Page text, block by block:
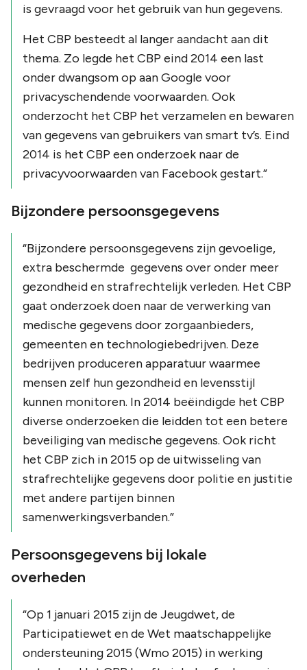
is gevraagd voor het gebruik van hun gegevens.
Het CBP besteedt al langer aandacht aan dit
thema. Zo legde het CBP eind 2014 een last
onder dwangsom op aan Google voor
privacyschendende voorwaarden. Ook
onderzocht het CBP het verzamelen en bewaren
van gegevens van gebruikers van smart tv’s. Eind
2014 is het CBP een onderzoek naar de
privacyvoorwaarden van Facebook gestart.”
Bijzondere persoonsgegevens
“Bijzondere persoonsgegevens zijn gevoelige,
extra beschermde gegevens over onder meer
gezondheid en strafrechtelijk verleden. Het CBP
gaat onderzoek doen naar de verwerking van
medische gegevens door zorgaanbieders,
gemeenten en technologiebedrijven. Deze
bedrijven produceren apparatuur waarmee
mensen zelf hun gezondheid en levensstijl
kunnen monitoren. In 2014 beëindigde het CBP
diverse onderzoeken die leidden tot een betere
beveiliging van medische gegevens. Ook richt
het CBP zich in 2015 op de uitwisseling van
strafrechtelijke gegevens door politie en justitie
met andere partijen binnen
samenwerkingsverbanden.”
Persoonsgegevens bij lokale
overheden
“Op 1 januari 2015 zijn de Jeugdwet, de
Participatiewet en de Wet maatschappelijke
ondersteuning 2015 (Wmo 2015) in werking